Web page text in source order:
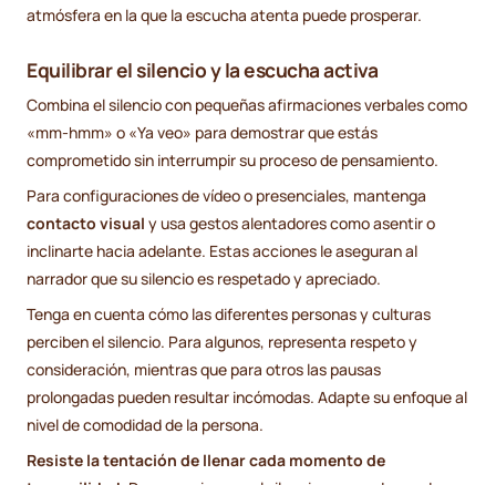
atmósfera en la que la escucha atenta puede prosperar.
Equilibrar el silencio y la escucha activa
Combina el silencio con pequeñas afirmaciones verbales como
«mm-hmm» o «Ya veo» para demostrar que estás
comprometido sin interrumpir su proceso de pensamiento.
Para configuraciones de vídeo o presenciales, mantenga
contacto visual y usa gestos alentadores como asentir o
inclinarte hacia adelante. Estas acciones le aseguran al
narrador que su silencio es respetado y apreciado.
Tenga en cuenta cómo las diferentes personas y culturas
perciben el silencio. Para algunos, representa respeto y
consideración, mientras que para otros las pausas
prolongadas pueden resultar incómodas. Adapte su enfoque al
nivel de comodidad de la persona.
Resiste la tentación de llenar cada momento de